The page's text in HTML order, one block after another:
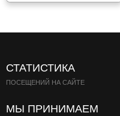
СТАТИСТИКА
ПОСЕЩЕНИЙ НА САЙТЕ
МЫ ПРИНИМАЕМ